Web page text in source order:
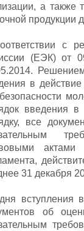
а также
продукции
с
(ЕЭК) от
в
введения
все
актами
31 декабря
вступления
об